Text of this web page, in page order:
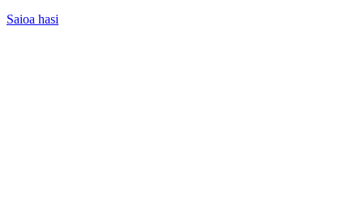
Saioa hasi